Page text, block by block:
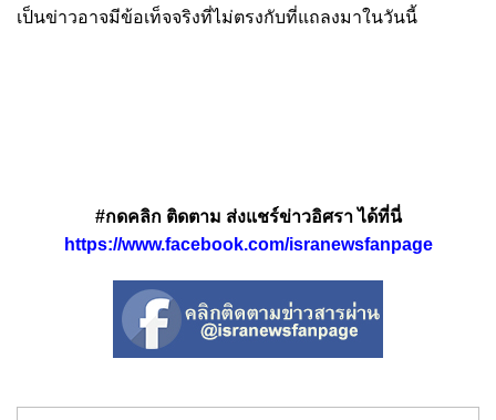
เป็นข่าวอาจมีข้อเท็จจริงที่ไม่ตรงกับที่แถลงมาในวันนี้
#กดคลิก ติดตาม ส่งแชร์ข่าวอิศรา ได้ที่นี่
https://www.facebook.com/isranewsfanpage